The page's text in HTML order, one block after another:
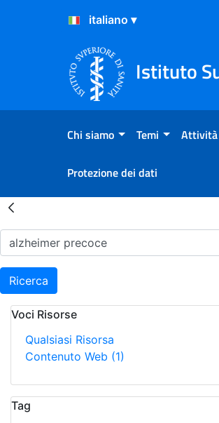
Salta al Contenuto
Salta al Footer
Istituto
Chi siamo Temi Attività
Protezione dei dati
Risultati della
Ricerca
Voci Risorse
Qualsiasi Risorsa
Contenuto Web (1)
Tag